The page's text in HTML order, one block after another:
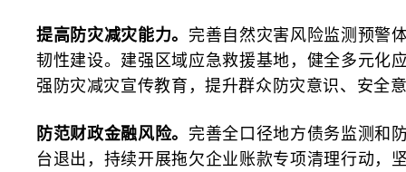
提高防灾减灾能力。 完善自然灾害风险监测预警
韧性建设。建强区域应急救援基地，健全多元化
强防灾减灾宣传教育，提升群众防灾意识、安全
防范财政金融风险。 完善全口径地方债务监测和
台退出，持续开展拖欠企业账款专项清理行动，